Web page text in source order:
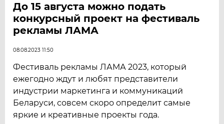
До 15 августа можно подать
конкурсный проект на фестиваль
рекламы ЛАМА
08.08.2023 11:50
Фестиваль рекламы ЛАМА 2023, который
ежегодно ждут и любят представители
индустрии маркетинга и коммуникаций
Беларуси, совсем скоро определит самые
яркие и креативные проекты года.